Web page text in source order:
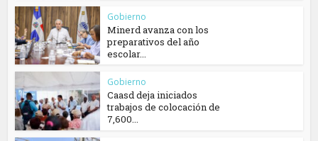
Gobierno
Minerd avanza con los
preparativos del año
escolar...
Gobierno
Caasd deja iniciados
trabajos de colocación de
7,600...